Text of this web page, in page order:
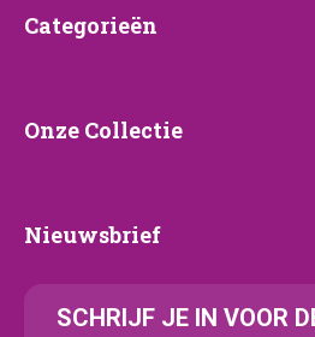
Categorieën
Categorieën
Onze
Onze Collectie
Nieuwsbrief
Nieuwsbrief
SCHRIJF JE IN VOOR